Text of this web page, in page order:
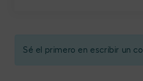
Sé el primero en escribir un